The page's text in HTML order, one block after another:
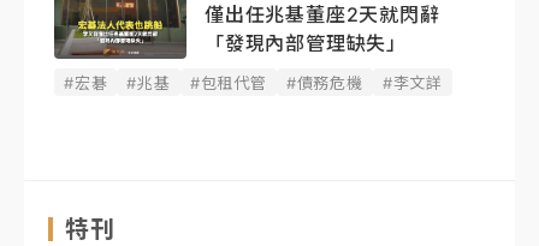
僅出任兆基董座2天就閃辭
「發現內部管理缺失」
#宏碁 #兆基 #包租代管 #債務危機 #李文詳
特刊